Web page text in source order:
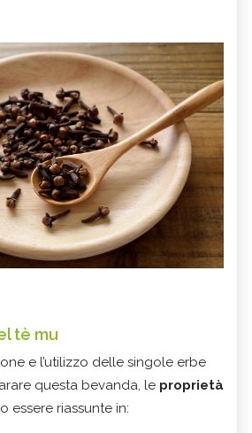
tè mu
e l’utilizzo delle singole erbe
questa bevanda, le proprietà
essere riassunte in: